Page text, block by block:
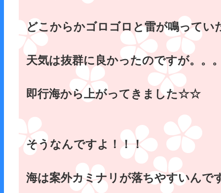
どこからかゴロゴロと雷が鳴ってい
天気は抜群に良かったのですが。。
即行海から上がってきました☆☆
そうなんですよ！！！
海は案外カミナリが落ちやすいんで